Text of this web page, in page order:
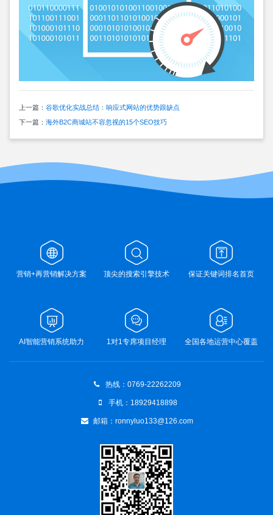
上一篇： 谷歌优化实战总结：响应式网站的优势跟缺点
下一篇： 海外B2C商城站不容忽视的15个SEO技巧
营销+再营销解决方案 顶尖的搜索引擎技术 保证关键词排名首页
AI智能营销系统助力 1对1专席项目经理 全国各地运营中心覆盖
热线：0769-22262209
手机：18929418898
邮箱：ronnyluo133@126.com